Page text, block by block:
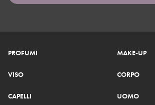
PROFUMI MAKE-UP
VISO CORPO
CAPELLI UOMO